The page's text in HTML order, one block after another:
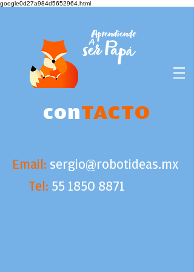
google0d27a984d5652964.html
conTACTO
Email: sergio@robotideas.mx
Tel: 55 1850 8871